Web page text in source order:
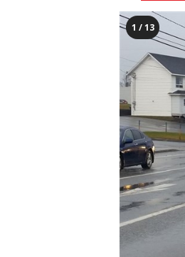
1 / 13